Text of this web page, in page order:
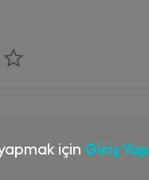
için Giriş Yap